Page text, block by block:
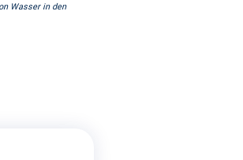
Wasser in den